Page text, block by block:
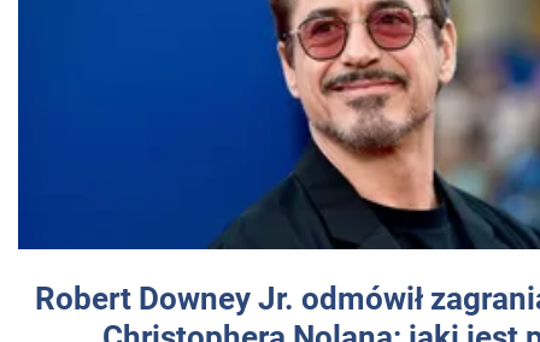
Robert Downey Jr. odmówił